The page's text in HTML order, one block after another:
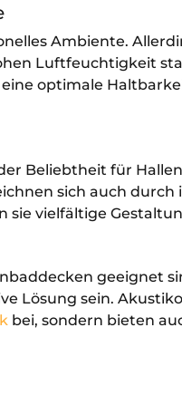
Ambiente.
Luftfeuchtigkeit
optimale
Beliebtheit für
sich auch durch
sie vielfältige
geeignet
Lösung sein.
bei, sondern bieten